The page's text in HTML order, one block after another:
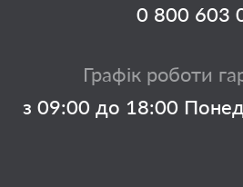
0 800 603
Графік роботи
з 09:00 до 18:00